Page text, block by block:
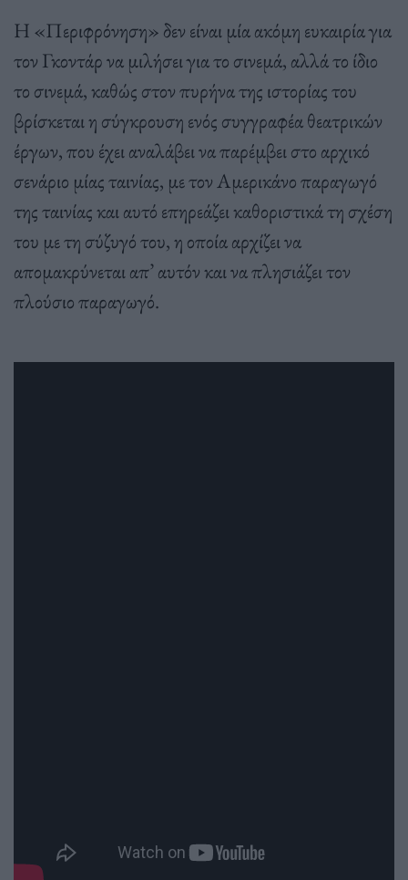
Η «Περιφρόνηση» δεν είναι μία ακόμη ευκαιρία για
τον Γκοντάρ να μιλήσει για το σινεμά, αλλά το ίδιο
το σινεμά, καθώς στον πυρήνα της ιστορίας του
βρίσκεται η σύγκρουση ενός συγγραφέα θεατρικών
έργων, που έχει αναλάβει να παρέμβει στο αρχικό
σενάριο μίας ταινίας, με τον Αμερικάνο παραγωγό
της ταινίας και αυτό επηρεάζει καθοριστικά τη σχέση
του με τη σύζυγό του, η οποία αρχίζει να
απομακρύνεται απ’ αυτόν και να πλησιάζει τον
πλούσιο παραγωγό.